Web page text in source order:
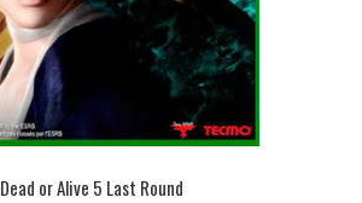
Dead or Alive 5 Last Round